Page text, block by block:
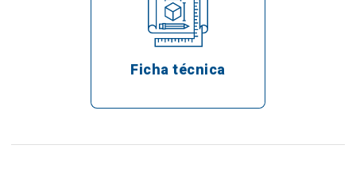
Ficha técnica